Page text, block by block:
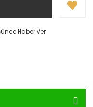
Haber Ver